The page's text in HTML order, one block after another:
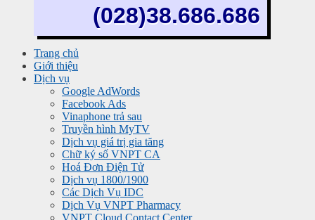
(028)38.686.686
Trang chủ
Giới thiệu
Dịch vụ
Google AdWords
Facebook Ads
Vinaphone trả sau
Truyền hình MyTV
Dịch vụ giá trị gia tăng
Chữ ký số VNPT CA
Hoá Đơn Điện Tử
Dịch vụ 1800/1900
Các Dịch Vụ IDC
Dịch Vụ VNPT Pharmacy